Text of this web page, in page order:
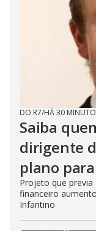
DO R7/HÁ 30
Saiba
dirigente
plano
Projeto que previa
financeiro
Infantino